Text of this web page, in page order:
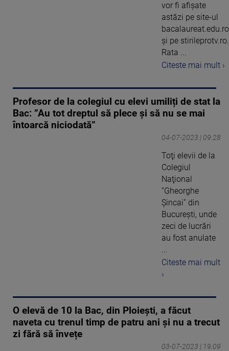
vor fi afișate
astăzi pe site-ul
bacalaureat.edu.ro
și pe stirileprotv.ro.
Rata ...
Citeste mai mult ›
Profesor de la colegiul cu elevi umiliți de stat la
Bac: ”Au tot dreptul să plece și să nu se mai
întoarcă niciodată”
04-07-2023 | 09:28
Toţi elevii de la
Colegiul
Naţional
”Gheorghe
Şincai” din
Bucureşti, unde
zeci de lucrări
au fost anulate
...
Citeste mai mult
›
O elevă de 10 la Bac, din Ploiești, a făcut
naveta cu trenul timp de patru ani și nu a trecut
zi fără să învețe
03-07-2023 | 19:09